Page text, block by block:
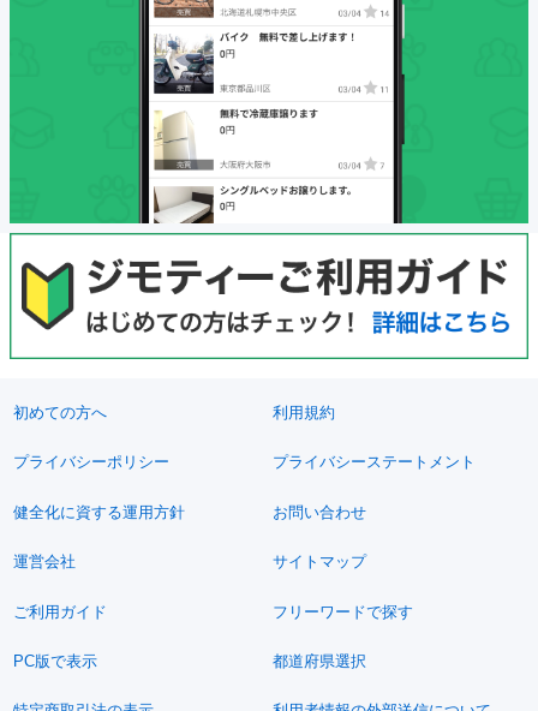
初めての方へ 利用規約
プライバシーポリシー プライバシーステートメント
健全化に資する運用方針 お問い合わせ
運営会社 サイトマップ
ご利用ガイド フリーワードで探す
PC版で表示 都道府県選択